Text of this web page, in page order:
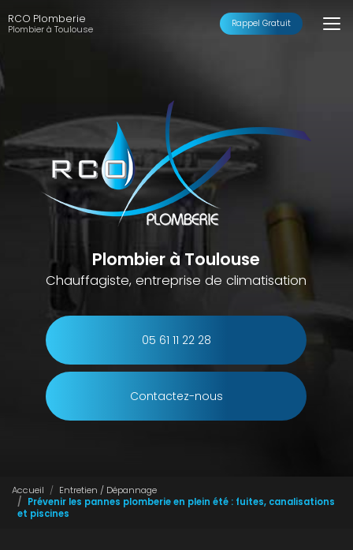
au
contenu
RCO Plomberie
Plombier à Toulouse Rappel Gratuit
Plombier à Toulouse
Chauffagiste, entreprise de climatisation
05 61 11 22 28
Contactez-nous
Accueil
Entretien / Dépannage
Prévenir les pannes plomberie en plein été : fuites, canalisations
et piscines